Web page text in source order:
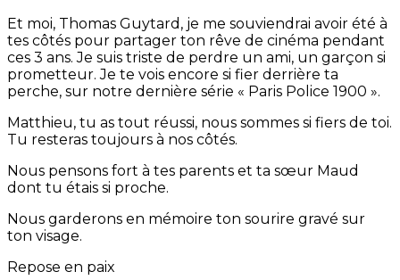
Et moi, Thomas Guytard, je me souviendrai avoir été à
tes côtés pour partager ton rêve de cinéma pendant
ces 3 ans. Je suis triste de perdre un ami, un garçon si
prometteur. Je te vois encore si fier derrière ta
perche, sur notre dernière série « Paris Police 1900 ».
Matthieu, tu as tout réussi, nous sommes si fiers de toi.
Tu resteras toujours à nos côtés.
Nous pensons fort à tes parents et ta sœur Maud
dont tu étais si proche.
Nous garderons en mémoire ton sourire gravé sur
ton visage.
Repose en paix